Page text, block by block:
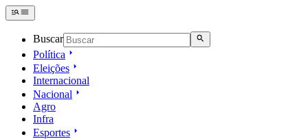
Buscar
Política
Eleições
Internacional
Nacional
Agro
Infra
Esportes